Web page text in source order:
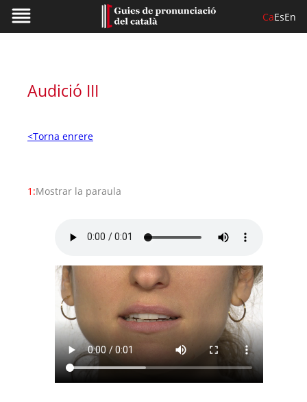
CaEsEn
Audició III
<Torna enrere
1:Mostrar la paraula